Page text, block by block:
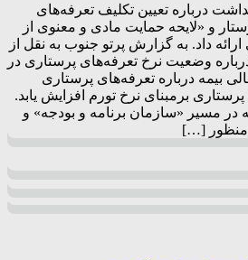
درباره تعیین تکلیف تعرفه‌های
۱۱هزار پرستار و «لایحه حمایت مادی و معنوی از
داد. به گزارش پرتو جنوب به نقل از
وضعیت نرخ تعرفه‌های پرستاری در
بیمه درباره تعرفه‌های پرستاری
برمبنای نرخ تورم افزایش یابد.
در مسیر «سازمان برنامه و بودجه» و
منظور […]